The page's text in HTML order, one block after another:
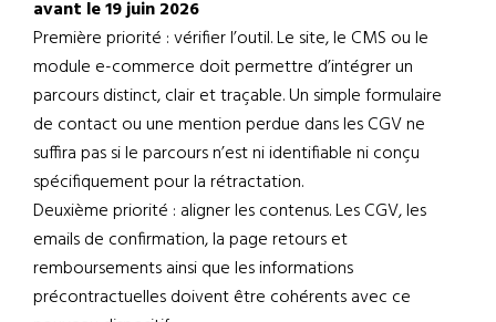
avant le 19 juin 2026
Première priorité : vérifier l’outil. Le site, le CMS ou le
module e-commerce doit permettre d’intégrer un
parcours distinct, clair et traçable. Un simple formulaire
de contact ou une mention perdue dans les CGV ne
suffira pas si le parcours n’est ni identifiable ni conçu
spécifiquement pour la rétractation.
Deuxième priorité : aligner les contenus. Les CGV, les
emails de confirmation, la page retours et
remboursements ainsi que les informations
précontractuelles doivent être cohérents avec ce